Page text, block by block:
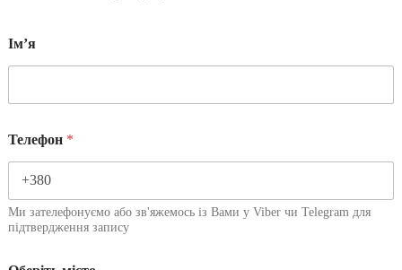
Імʼя
Телефон *
Ми зателефонуємо або зв'яжемось із Вами у Viber чи Telegram для
підтвердження запису